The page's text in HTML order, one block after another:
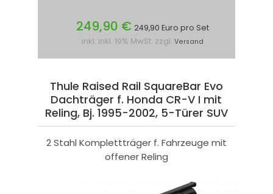
249,90 € 249,90 Euro pro Set
inkl. inkl. 19% MwSt. zzgl. Versand
Thule Raised Rail SquareBar Evo
Dachträger f. Honda CR-V I mit
Reling, Bj. 1995-2002, 5-Türer SUV
2 Stahl Komplettträger f. Fahrzeuge mit
offener Reling